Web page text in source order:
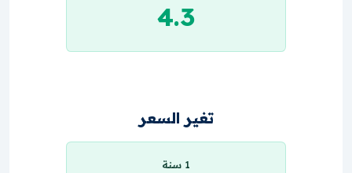
4.3
تغير السعر
1 سنة